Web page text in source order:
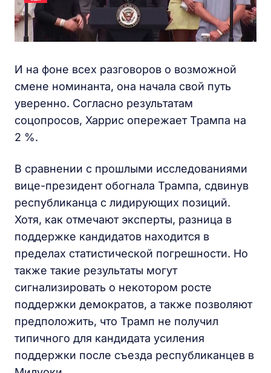
И на фоне всех разговоров о возможной
смене номинанта, она начала свой путь
уверенно. Согласно результатам
соцопросов, Харрис опережает Трампа на
2 %.
В сравнении с прошлыми исследованиями
вице-президент обогнала Трампа, сдвинув
республиканца с лидирующих позиций.
Хотя, как отмечают эксперты, разница в
поддержке кандидатов находится в
пределах статистической погрешности. Но
также такие результаты могут
сигнализировать о некотором росте
поддержки демократов, а также позволяют
предположить, что Трамп не получил
типичного для кандидата усиления
поддержки после съезда республиканцев в